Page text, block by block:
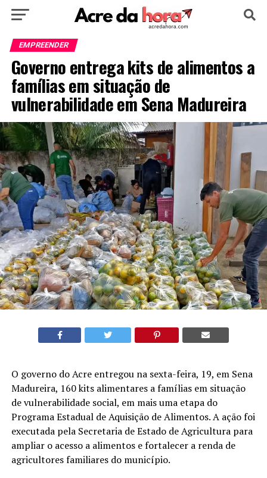
HOME
EDUCAÇÃO NOTÍCIA MUNDO
EMPREENDER
Governo entrega kits de alimentos a
famílias em situação de
vulnerabilidade em Sena Madureira
O governo do Acre entregou na sexta-feira, 19, em Sena
Madureira, 160 kits alimentares a famílias em situação
de vulnerabilidade social, em mais uma etapa do
Programa Estadual de Aquisição de Alimentos. A ação foi
executada pela Secretaria de Estado de Agricultura para
ampliar o acesso a alimentos e fortalecer a renda de
agricultores familiares do município.